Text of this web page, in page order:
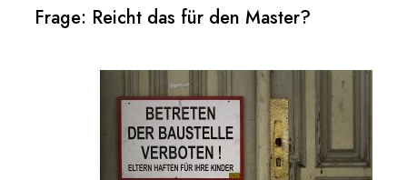
Frage: Reicht das für den Master?